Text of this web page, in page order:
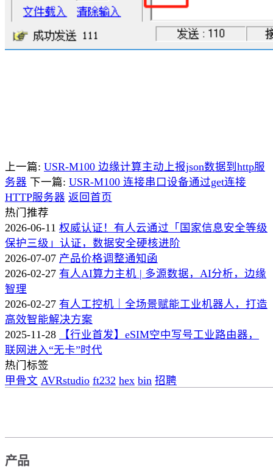
上一篇: USR-M100 边缘计算主动上报json数据到http服
务器 下一篇: USR-M100 连接串口设备通过get连接
HTTP服务器 返回首页
热门推荐
2026-06-11 权威认证！有人云通过「国家信息安全等级
保护三级」认证，数据安全硬核进阶
2026-07-07 产品价格调整通知函
2026-02-27 有人AI算力主机 | 多源数据，AI分析，边缘
智理
2026-02-27 有人工控机｜全场景赋能工业机器人，打造
高效智能解决方案
2025-11-28
【行业首发】eSIM空中写号工业路由器，
联网进入“无卡”时代
热门标签
甲骨文 AVRstudio ft232 hex bin 招聘
产品